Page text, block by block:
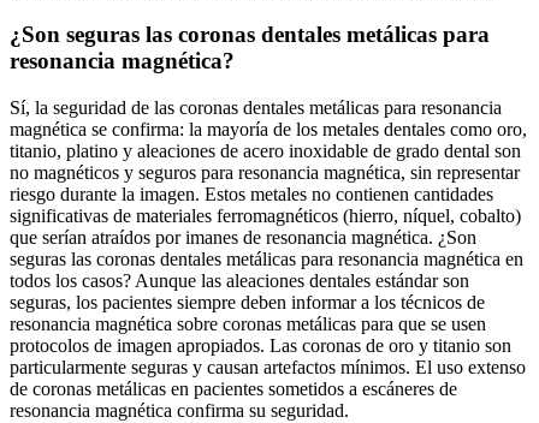
¿Son seguras las coronas dentales metálicas para
resonancia magnética?
Sí, la seguridad de las coronas dentales metálicas para resonancia
magnética se confirma: la mayoría de los metales dentales como oro,
titanio, platino y aleaciones de acero inoxidable de grado dental son
no magnéticos y seguros para resonancia magnética, sin representar
riesgo durante la imagen. Estos metales no contienen cantidades
significativas de materiales ferromagnéticos (hierro, níquel, cobalto)
que serían atraídos por imanes de resonancia magnética. ¿Son
seguras las coronas dentales metálicas para resonancia magnética en
todos los casos? Aunque las aleaciones dentales estándar son
seguras, los pacientes siempre deben informar a los técnicos de
resonancia magnética sobre coronas metálicas para que se usen
protocolos de imagen apropiados. Las coronas de oro y titanio son
particularmente seguras y causan artefactos mínimos. El uso extenso
de coronas metálicas en pacientes sometidos a escáneres de
resonancia magnética confirma su seguridad.